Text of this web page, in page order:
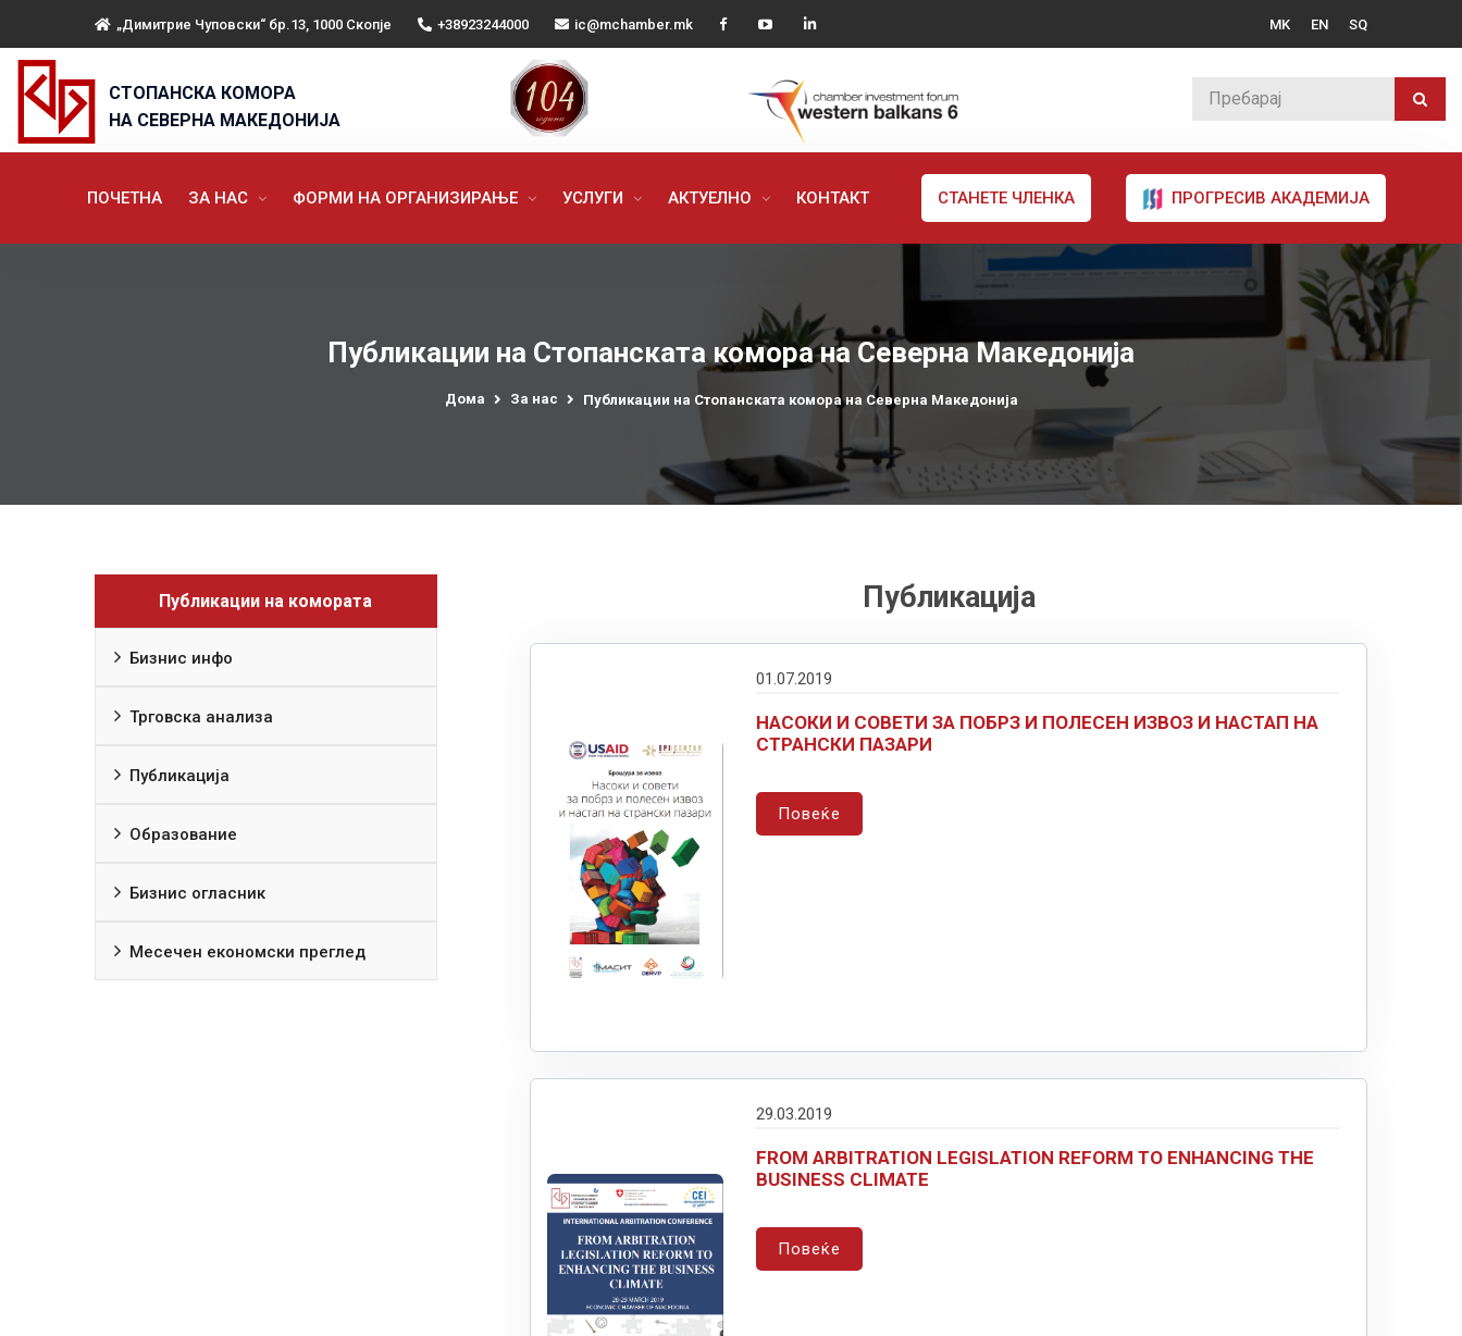
„Димитрие Чуповски“ бр.13, 1000 Скопје +38923244000 ic@mchamber.mk MK EN SQ
СТОПАНСКА КОМОРА
НА СЕВЕРНА МАКЕДОНИЈА
ПОЧЕТНА ЗА НАС ФОРМИ НА ОРГАНИЗИРАЊЕ УСЛУГИ АКТУЕЛНО КОНТАКТ СТАНЕТЕ ЧЛЕНКА ПРОГРЕСИВ АКАДЕМИЈА
Публикации на Стопанската комора на Северна Македонија
Дома За нас Публикации на Стопанската комора на Северна Македонија
Публикации на комората
Бизнис инфо
Трговска анализа
Публикација
Образование
Бизнис огласник
Месечен економски преглед
Публикација
01.07.2019
НАСОКИ И СОВЕТИ ЗА ПОБРЗ И ПОЛЕСЕН ИЗВОЗ И НАСТАП НА
СТРАНСКИ ПАЗАРИ
Повеќе
29.03.2019
FROM ARBITRATION LEGISLATION REFORM TO ENHANCING THE
BUSINESS CLIMATE
Повеќе